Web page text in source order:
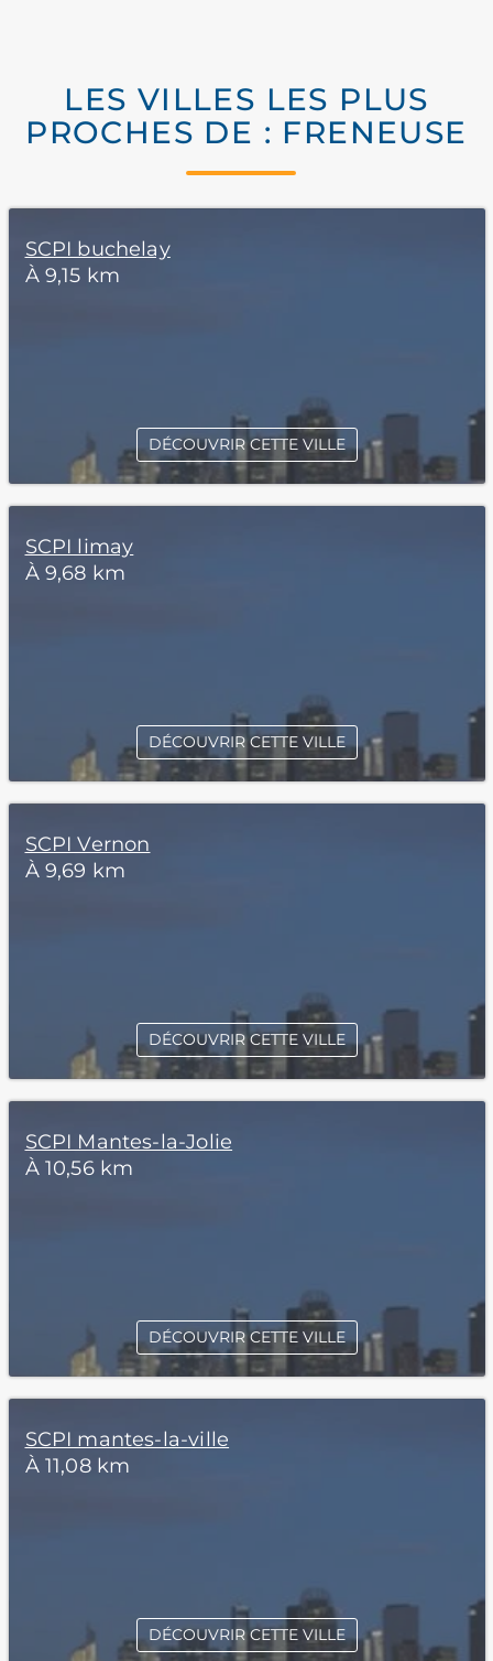
LES VILLES LES PLUS
PROCHES DE : FRENEUSE
SCPI buchelay
À 9,15 km
DÉCOUVRIR CETTE VILLE
SCPI limay
À 9,68 km
DÉCOUVRIR CETTE VILLE
SCPI Vernon
À 9,69 km
DÉCOUVRIR CETTE VILLE
SCPI Mantes-la-Jolie
À 10,56 km
DÉCOUVRIR CETTE VILLE
SCPI mantes-la-ville
À 11,08 km
DÉCOUVRIR CETTE VILLE